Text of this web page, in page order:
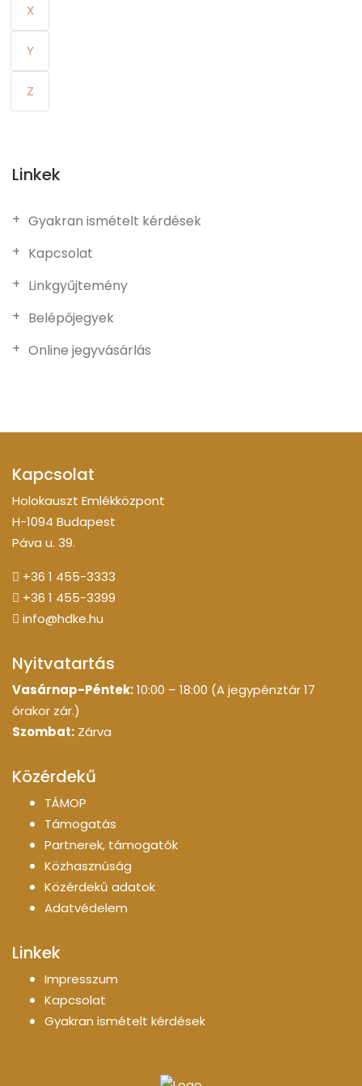
X
Y
Z
Linkek
Gyakran ismételt kérdések
Kapcsolat
Linkgyűjtemény
Belépőjegyek
Online jegyvásárlás
Kapcsolat
Holokauszt Emlékközpont
H-1094 Budapest
Páva u. 39.
+36 1 455-3333
+36 1 455-3399
info@hdke.hu
Nyitvatartás
Vasárnap-Péntek:10:00 – 18:00 (A jegypénztár 17
órakor zár.)
Szombat: Zárva
Közérdekű
TÁMOP
Támogatás
Partnerek, támogatók
Közhasznúság
Közérdekű adatok
Adatvédelem
Linkek
Impresszum
Kapcsolat
Gyakran ismételt kérdések